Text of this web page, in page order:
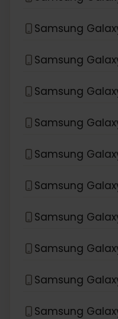
Samsung
Samsung
Samsung
Samsung
Samsung
Samsung
Samsung
Samsung
Samsung
Samsung